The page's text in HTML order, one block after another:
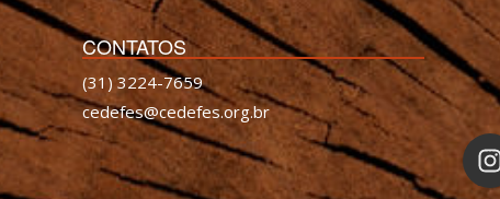
CONTATOS
(31) 3224-7659
cedefes@cedefes.org.br